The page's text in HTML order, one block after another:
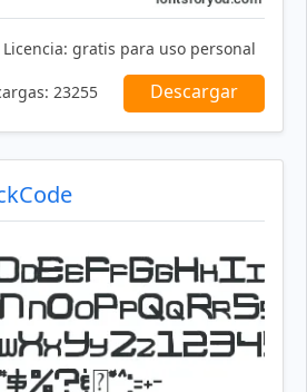
Licencia: gratis para uso personal
23255 Descargar